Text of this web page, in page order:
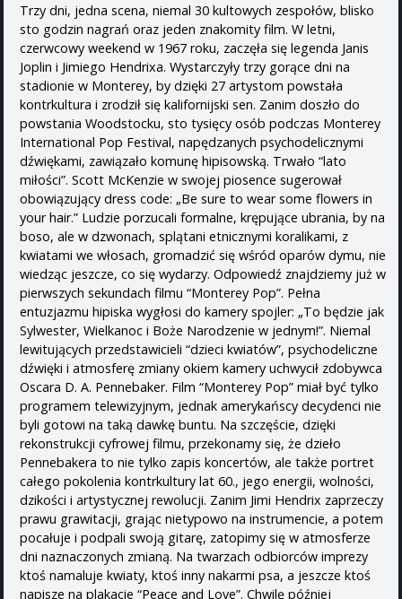
Trzy dni, jedna scena, niemal 30 kultowych zespołów, blisko
sto godzin nagrań oraz jeden znakomity film. W letni,
czerwcowy weekend w 1967 roku, zaczęła się legenda Janis
Joplin i Jimiego Hendrixa. Wystarczyły trzy gorące dni na
stadionie w Monterey, by dzięki 27 artystom powstała
kontrkultura i zrodził się kalifornijski sen. Zanim doszło do
powstania Woodstocku, sto tysięcy osób podczas Monterey
International Pop Festival, napędzanych psychodelicznymi
dźwiękami, zawiązało komunę hipisowską. Trwało “lato
miłości”. Scott McKenzie w swojej piosence sugerował
obowiązujący dress code: „Be sure to wear some flowers in
your hair.” Ludzie porzucali formalne, krępujące ubrania, by na
boso, ale w dzwonach, splątani etnicznymi koralikami, z
kwiatami we włosach, gromadzić się wśród oparów dymu, nie
wiedząc jeszcze, co się wydarzy. Odpowiedź znajdziemy już w
pierwszych sekundach filmu “Monterey Pop”. Pełna
entuzjazmu hipiska wygłosi do kamery spojler: „To będzie jak
Sylwester, Wielkanoc i Boże Narodzenie w jednym!”. Niemal
lewitujących przedstawicieli “dzieci kwiatów”, psychodeliczne
dźwięki i atmosferę zmiany okiem kamery uchwycił zdobywca
Oscara D. A. Pennebaker. Film “Monterey Pop” miał być tylko
programem telewizyjnym, jednak amerykańscy decydenci nie
byli gotowi na taką dawkę buntu. Na szczęście, dzięki
rekonstrukcji cyfrowej filmu, przekonamy się, że dzieło
Pennebakera to nie tylko zapis koncertów, ale także portret
całego pokolenia kontrkultury lat 60., jego energii, wolności,
dzikości i artystycznej rewolucji. Zanim Jimi Hendrix zaprzeczy
prawu grawitacji, grając nietypowo na instrumencie, a potem
pocałuje i podpali swoją gitarę, zatopimy się w atmosferze
dni naznaczonych zmianą. Na twarzach odbiorców imprezy
ktoś namaluje kwiaty, ktoś inny nakarmi psa, a jeszcze ktoś
napisze na plakacie “Peace and Love”. Chwilę później